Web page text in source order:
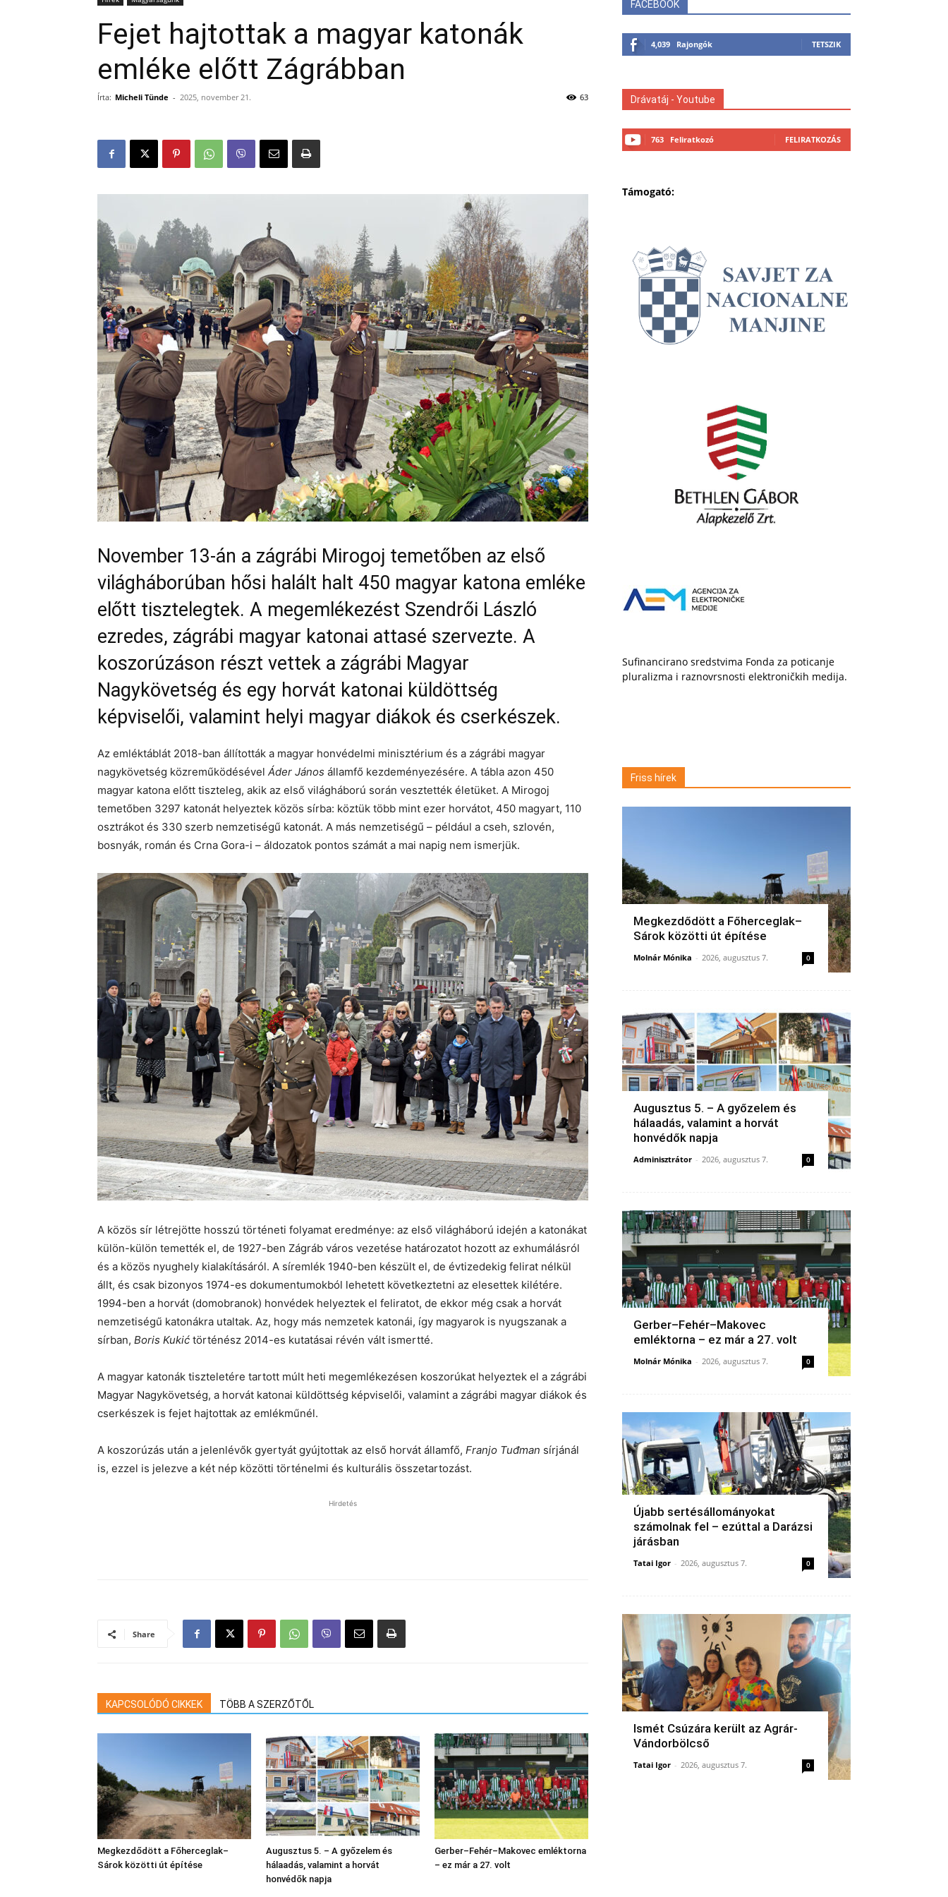
Fejet hajtottak a magyar katonák
emléke előtt Zágrábban
Írta: Micheli Tünde - 2025, november 21. 63
November 13-án a zágrábi Mirogoj temetőben az első
világháborúban hősi halált halt 450 magyar katona emléke
előtt tisztelegtek. A megemlékezést Szendrői László
ezredes, zágrábi magyar katonai attasé szervezte. A
koszorúzáson részt vettek a zágrábi Magyar
Nagykövetség és egy horvát katonai küldöttség
képviselői, valamint helyi magyar diákok és cserkészek.
Az emléktáblát 2018-ban állították a magyar honvédelmi minisztérium és a zágrábi magyar
nagykövetség közreműködésével Áder János államfő kezdeményezésére. A tábla azon 450
magyar katona előtt tiszteleg, akik az első világháború során vesztették életüket. A Mirogoj
temetőben 3297 katonát helyeztek közös sírba: köztük több mint ezer horvátot, 450 magyart, 110
osztrákot és 330 szerb nemzetiségű katonát. A más nemzetiségű – például a cseh, szlovén,
bosnyák, román és Crna Gora-i – áldozatok pontos számát a mai napig nem ismerjük.
A közös sír létrejötte hosszú történeti folyamat eredménye: az első világháború idején a katonákat
külön-külön temették el, de 1927-ben Zágráb város vezetése határozatot hozott az exhumálásról
és a közös nyughely kialakításáról. A síremlék 1940-ben készült el, de évtizedekig felirat nélkül
állt, és csak bizonyos 1974-es dokumentumokból lehetett következtetni az elesettek kilétére.
1994-ben a horvát (domobranok) honvédek helyeztek el feliratot, de ekkor még csak a horvát
nemzetiségű katonákra utaltak. Az, hogy más nemzetek katonái, így magyarok is nyugszanak a
sírban, Boris Kukić történész 2014-es kutatásai révén vált ismertté.
A magyar katonák tiszteletére tartott múlt heti megemlékezésen koszorúkat helyeztek el a zágrábi
Magyar Nagykövetség, a horvát katonai küldöttség képviselői, valamint a zágrábi magyar diákok és
cserkészek is fejet hajtottak az emlékműnél.
A koszorúzás után a jelenlévők gyertyát gyújtottak az első horvát államfő, Franjo Tuđman sírjánál
is, ezzel is jelezve a két nép közötti történelmi és kulturális összetartozást.
Hirdetés
Share
KAPCSOLÓDÓ CIKKEK TÖBB A SZERZŐTŐL
Megkezdődött a Főherceglak–
Sárok közötti út építése
Augusztus 5. – A győzelem és
hálaadás, valamint a horvát
honvédők napja
Gerber–Fehér–Makovec emléktorna
– ez már a 27. volt
FACEBOOK
4,039 Rajongók TETSZIK
Drávatáj - Youtube
763 Feliratkozó FELIRATKOZÁS
Támogató:
Sufinancirano sredstvima Fonda za poticanje
pluralizma i raznovrsnosti elektroničkih medija.
Friss hírek
Megkezdődött a Főherceglak–
Sárok közötti út építése
Molnár Mónika - 2026, augusztus 7. 0
Augusztus 5. – A győzelem és
hálaadás, valamint a horvát
honvédők napja
Adminisztrátor - 2026, augusztus 7. 0
Gerber–Fehér–Makovec
emléktorna – ez már a 27. volt
Molnár Mónika - 2026, augusztus 7. 0
Újabb sertésállományokat
számolnak fel – ezúttal a Darázsi
járásban
Tatai Igor - 2026, augusztus 7. 0
Ismét Csúzára került az Agrár-
Vándorbölcső
Tatai Igor - 2026, augusztus 7. 0